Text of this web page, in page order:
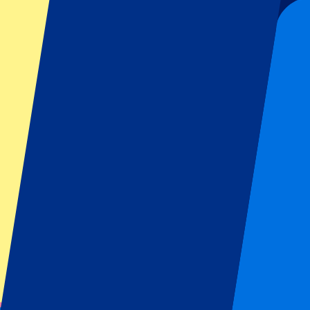
Suscríbete y recibe siempre todas las actualizaciones, ofertas y mucho
Número de entradas*
Enviar
Tu información se utilizará de acuerdo de nuestra Declaración de